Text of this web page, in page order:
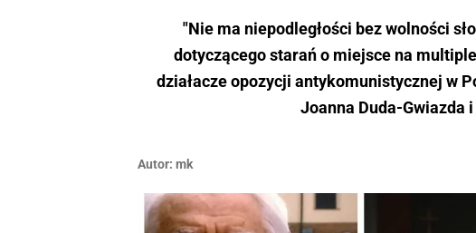
"Nie ma niepodległości bez wolności
dotyczącego starań o miejsce na
działacze opozycji antykomunistycznej w
Joanna Duda-Gwiazda
Autor: mk